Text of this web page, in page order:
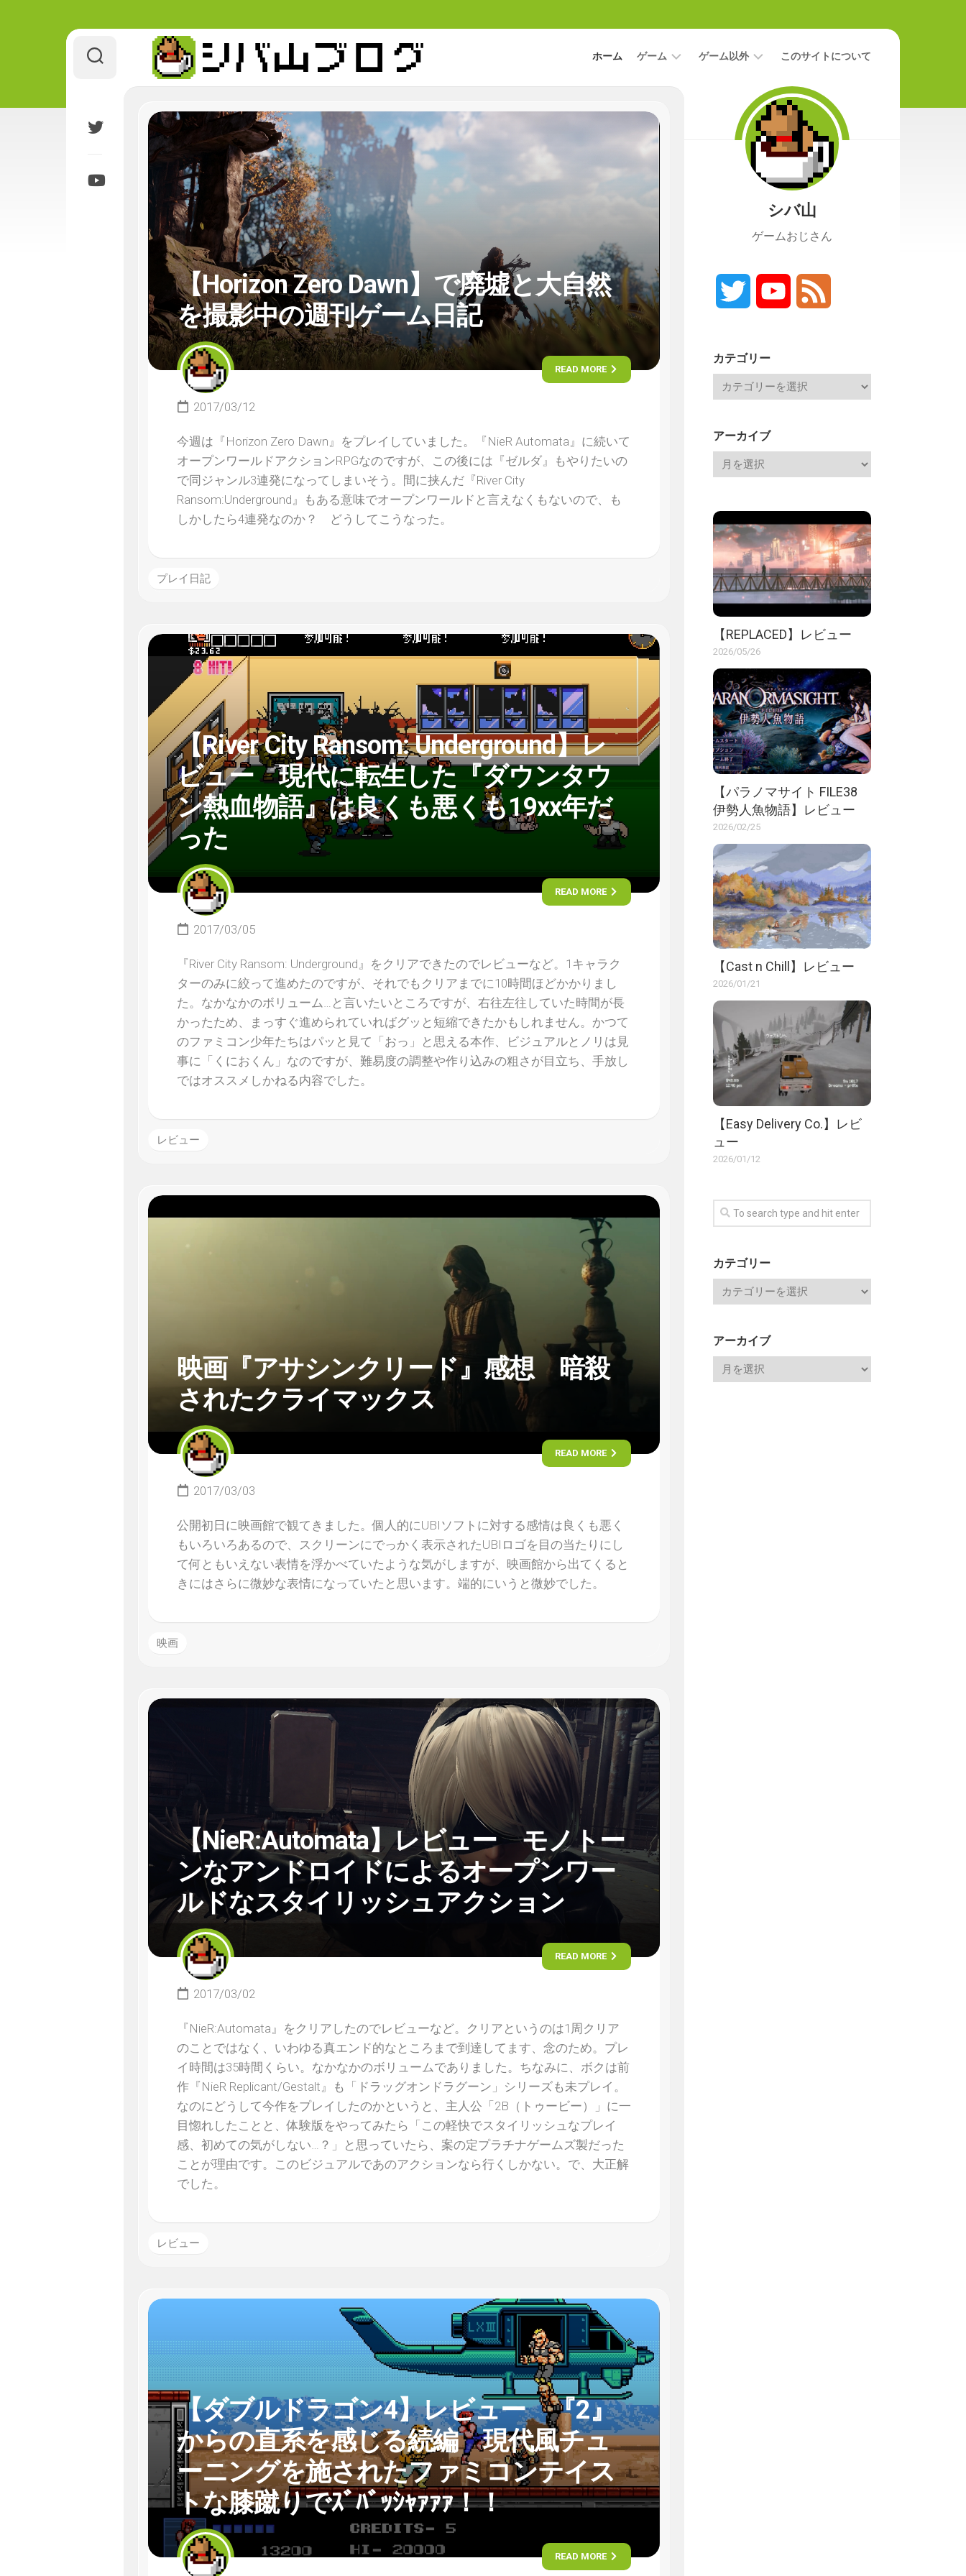
ホーム ゲーム
ビ
ュ
ー
プ
レ
イ
ゲーム以外 このサイトについて
【Horizon Zero Dawn】で廃墟と大自然
を撮影中の週刊ゲーム日記
READ MORE
2017/03/12
今週は『Horizon Zero Dawn』をプレイしていました。『NieR Automata』に続いて
オープンワールドアクションRPGなのですが、この後には『ゼルダ』もやりたいの
で同ジャンル3連発になってしまいそう。間に挟んだ『River City
Ransom:Underground』もある意味でオープンワールドと言えなくもないので、も
しかしたら4連発なのか？ どうしてこうなった。
プレイ日記
【River City Ransom: Underground】レ
ビュー 現代に転生した『ダウンタウ
ン熱血物語』は良くも悪くも19xx年だ
った
READ MORE
2017/03/05
『River City Ransom: Underground』をクリアできたのでレビューなど。1キャラク
ターのみに絞って進めたのですが、それでもクリアまでに10時間ほどかかりまし
た。なかなかのボリューム…と言いたいところですが、右往左往していた時間が長
かったため、まっすぐ進められていればグッと短縮できたかもしれません。かつて
のファミコン少年たちはパッと見て「おっ」と思える本作、ビジュアルとノリは見
事に「くにおくん」なのですが、難易度の調整や作り込みの粗さが目立ち、手放し
ではオススメしかねる内容でした。
レビュー
映画『アサシンクリード』感想 暗殺
されたクライマックス
READ MORE
2017/03/03
公開初日に映画館で観てきました。個人的にUBIソフトに対する感情は良くも悪く
もいろいろあるので、スクリーンにでっかく表示されたUBIロゴを目の当たりにし
て何ともいえない表情を浮かべていたような気がしますが、映画館から出てくると
きにはさらに微妙な表情になっていたと思います。端的にいうと微妙でした。
映画
【NieR:Automata】レビュー モノトー
ンなアンドロイドによるオープンワー
ルドなスタイリッシュアクション
READ MORE
2017/03/02
『NieR:Automata』をクリアしたのでレビューなど。クリアというのは1周クリア
のことではなく、いわゆる真エンド的なところまで到達してます、念のため。プレ
イ時間は35時間くらい。なかなかのボリュームでありました。ちなみに、ボクは前
作『NieR Replicant/Gestalt』も「ドラッグオンドラグーン」シリーズも未プレイ。
なのにどうして今作をプレイしたのかというと、主人公「2B（トゥービー）」に一
目惚れしたことと、体験版をやってみたら「この軽快でスタイリッシュなプレイ
感、初めての気がしない…？」と思っていたら、案の定プラチナゲームズ製だった
ことが理由です。このビジュアルであのアクションなら行くしかない。で、大正解
でした。
レビュー
【ダブルドラゴン4】レビュー 『2』
からの直系を感じる続編 現代風チュ
ーニングを施されたファミコンテイス
トな膝蹴りでｽﾞﾊﾞｯｼｬｧｧｧ！！
READ MORE
シバ山
ゲームおじさん
Twitter YouTube
カテゴリー
アーカイブ
【REPLACED】レビュー
2026/05/26
【パラノマサイト FILE38
伊勢人魚物語】レビュー
2026/02/25
【Cast n Chill】レビュー
2026/01/21
【Easy Delivery Co.】レビ
ュー
2026/01/12
カテゴリー
アーカイブ